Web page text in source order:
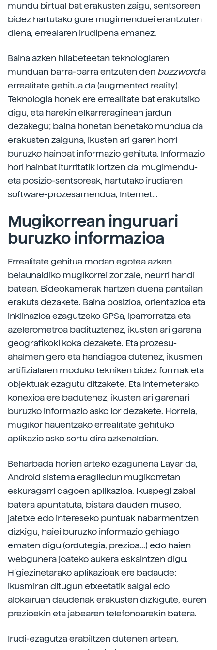
mundu birtual bat erakusten zaigu, sentsoreen
bidez hartutako gure mugimenduei erantzuten
diena, errealaren irudipena emanez.
Baina azken hilabeteetan teknologiaren
munduan barra-barra entzuten den buzzworda
errealitate gehitua da (augmented reality).
Teknologia honek ere errealitate bat erakutsiko
digu, eta harekin elkarreraginean jardun
dezakegu; baina honetan benetako mundua da
erakusten zaiguna, ikusten ari garen horri
buruzko hainbat informazio gehituta. Informazio
hori hainbat iturritatik lortzen da: mugimendu-
eta posizio-sentsoreak, hartutako irudiaren
software-prozesamendua, Internet...
Mugikorrean inguruari
buruzko informazioa
Errealitate gehitua modan egotea azken
belaunaldiko mugikorrei zor zaie, neurri handi
batean. Bideokamerak hartzen duena pantailan
erakuts dezakete. Baina posizioa, orientazioa eta
inklinazioa ezagutzeko GPSa, iparrorratza eta
azelerometroa badituztenez, ikusten ari garena
geografikoki koka dezakete. Eta prozesu-
ahalmen gero eta handiagoa dutenez, ikusmen
artifizialaren moduko tekniken bidez formak eta
objektuak ezagutu ditzakete. Eta Interneterako
konexioa ere badutenez, ikusten ari garenari
buruzko informazio asko lor dezakete. Horrela,
mugikor hauentzako errealitate gehituko
aplikazio asko sortu dira azkenaldian.
Beharbada horien arteko ezagunena Layar da,
Android sistema eragiledun mugikorretan
eskuragarri dagoen aplikazioa. Ikuspegi zabal
batera apuntatuta, bistara dauden museo,
jatetxe edo intereseko puntuak nabarmentzen
dizkigu, haiei buruzko informazio gehiago
ematen digu (ordutegia, prezioa...) edo haien
webgunera joateko aukera eskaintzen digu.
Higiezinetarako aplikazioak ere badaude:
ikusmiran ditugun etxeetatik salgai edo
alokairuan daudenak erakusten dizkigute, euren
prezioekin eta jabearen telefonoarekin batera.
Irudi-ezagutza erabiltzen dutenen artean,